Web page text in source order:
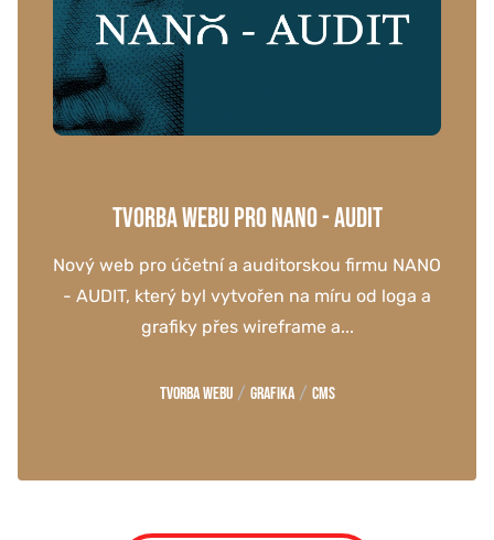
TVORBA WEBU PRO NANO - AUDIT
Nový web pro účetní a auditorskou firmu NANO
- AUDIT, který byl vytvořen na míru od loga a
grafiky přes wireframe a...
Tvorba webu / Grafika / CMS